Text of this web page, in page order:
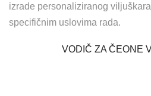
izrade personaliziranog
specifičnim uslovima rada.
VODIČ ZA ČEONE